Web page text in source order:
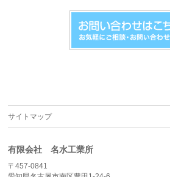
サイトマップ
有限会社 名水工業所
〒457-0841